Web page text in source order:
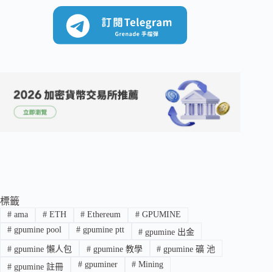
標籤
#ama #ETH # Ethereum # GPUMINE
#gpumine pool #gpumine ptt # gpumine 出金
#gpumine 懶人包 #gpumine 教學 # gpumine 礦 池
#gpumine 註冊 #gpuminer # Mining